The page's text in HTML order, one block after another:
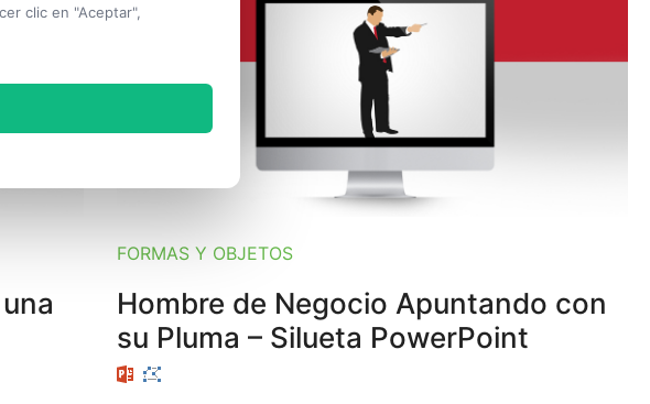
clic en "Aceptar",
FORMAS Y OBJETOS
Hombre de Negocio Apuntando con
su Pluma – Silueta PowerPoint